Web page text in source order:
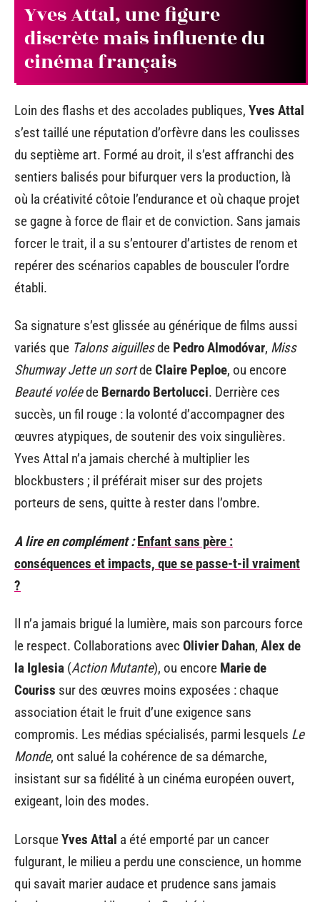
Yves Attal, une figure
discrète mais influente du
cinéma français
Loin des flashs et des accolades publiques, Yves Attal
s’est taillé une réputation d’orfèvre dans les coulisses
du septième art. Formé au droit, il s’est affranchi des
sentiers balisés pour bifurquer vers la production, là
où la créativité côtoie l’endurance et où chaque projet
se gagne à force de flair et de conviction. Sans jamais
forcer le trait, il a su s’entourer d’artistes de renom et
repérer des scénarios capables de bousculer l’ordre
établi.
Sa signature s’est glissée au générique de films aussi
variés que Talons aiguillesde Pedro Almodóvar, Miss
Shumway Jette un sortdeClaire Peploe, ou encore
Beauté voléede Bernardo Bertolucci. Derrière ces
succès, un fil rouge : la volonté d’accompagner des
œuvres atypiques, de soutenir des voix singulières.
Yves Attal n’a jamais cherché à multiplier les
blockbusters ; il préférait miser sur des projets
porteurs de sens, quitte à rester dans l’ombre.
A lire en complément : Enfant sans père :
conséquences et impacts, que se passe-t-il vraiment
?
Il n’a jamais brigué la lumière, mais son parcours force
le respect. Collaborations avec Olivier Dahan, Alex de
la Iglesia (Action Mutante), ou encore Marie de
Couriss sur des œuvres moins exposées : chaque
association était le fruit d’une exigence sans
compromis. Les médias spécialisés, parmi lesquels Le
Monde, ont salué la cohérence de sa démarche,
insistant sur sa fidélité à un cinéma européen ouvert,
exigeant, loin des modes.
LorsqueYves Attal a été emporté par un cancer
fulgurant, le milieu a perdu une conscience, un homme
qui savait marier audace et prudence sans jamais